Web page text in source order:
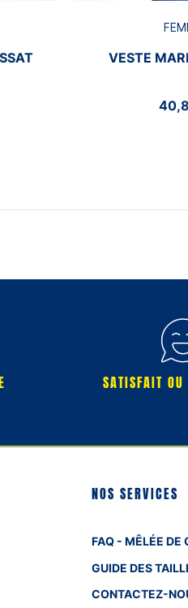
VESTE
SATISFAIT OU
NOS SERVICES
FAQ - MÊLÉE DE
GUIDE DES
CONTACTEZ-